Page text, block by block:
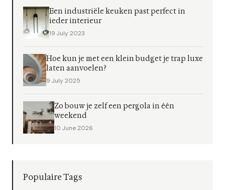
Een industriële keuken past perfect in
ieder interieur
19 July 2023
Hoe kun je met een klein budget je trap luxe
laten aanvoelen?
9 July 2025
Zo bouw je zelf een pergola in één
weekend
10 June 2026
Populaire Tags